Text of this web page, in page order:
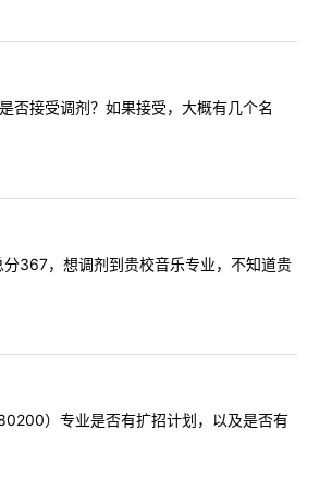
接受调剂？如果接受，大概有几个名
367，想调剂到贵校音乐专业，不知道贵
）专业是否有扩招计划，以及是否有